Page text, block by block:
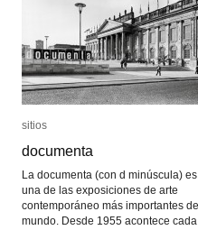
sitios
documenta
La documenta (con d minúscula) es
una de las exposiciones de arte
contemporáneo más importantes del
mundo. Desde 1955 acontece cada
sitios
documenta